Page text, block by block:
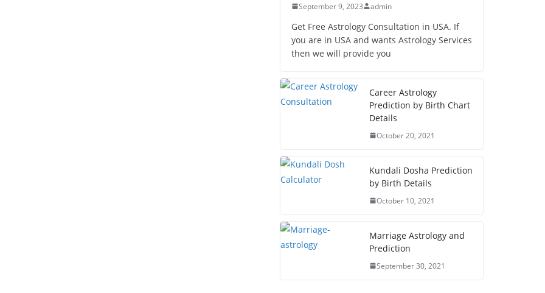
September 9, 2023 admin
Get Free Astrology Consultation in USA. If
you are in USA and wants Astrology Services
then we will provide you
Career Astrology
Prediction by Birth Chart
Details
October 20, 2021
Kundali Dosha Prediction
by Birth Details
October 10, 2021
Marriage Astrology and
Prediction
September 30, 2021